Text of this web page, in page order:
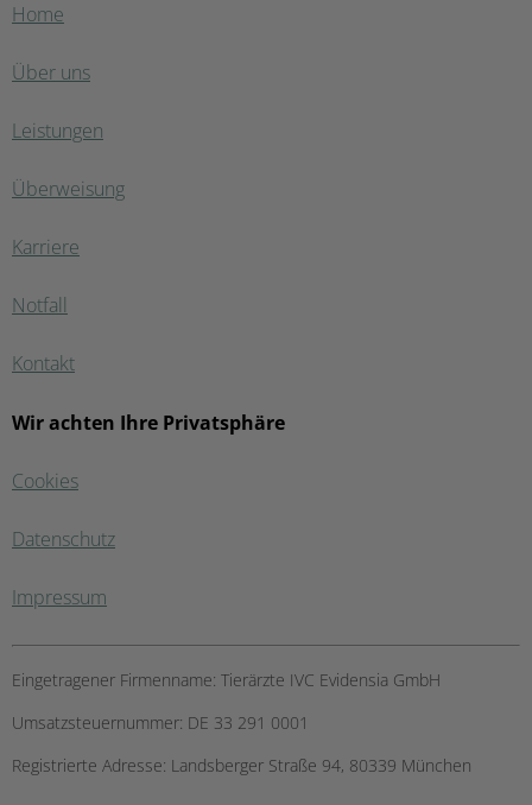
Home
Über uns
Leistungen
Überweisung
Karriere
Notfall
Kontakt
Wir achten Ihre Privatsphäre
Cookies
Datenschutz
Impressum
Eingetragener Firmenname: Tierärzte IVC Evidensia GmbH
Umsatzsteuernummer: DE 33 291 0001
Registrierte Adresse: Landsberger Straße 94, ​80339 München